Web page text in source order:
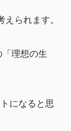
られます。
理想の生
になると思